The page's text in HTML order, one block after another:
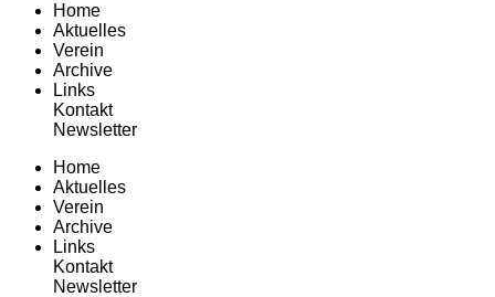
Home
Aktuelles
Verein
Archive
Links
Kontakt
Newsletter
Home
Aktuelles
Verein
Archive
Links
Kontakt
Newsletter